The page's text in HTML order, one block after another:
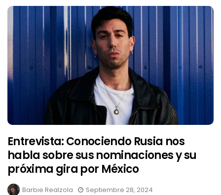
Entrevista: Conociendo Rusia nos
habla sobre sus nominaciones y su
próxima gira por México
Barbie Realzola Septiembre 28, 2024